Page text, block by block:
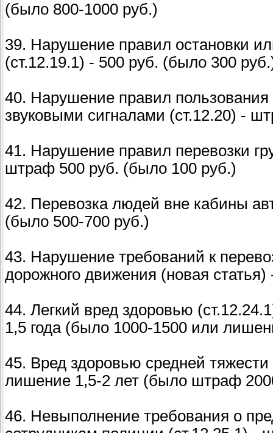
(было 800-1000 руб.)
39. Нарушение правил остановки
(ст.12.19.1) - 500 руб. (было 300
40. Нарушение правил
звуковыми сигналами (ст.12.20) -
41. Нарушение правил перевозки
штраф 500 руб. (было 100 руб.)
42. Перевозка людей вне кабины
(было 500-700 руб.)
43. Нарушение требований к
дорожного движения (новая
44. Легкий вред здоровью
1,5 года (было 1000-1500 или
45. Вред здоровью средней
лишение 1,5-2 лет (было штраф
46. Невыполнение требования о